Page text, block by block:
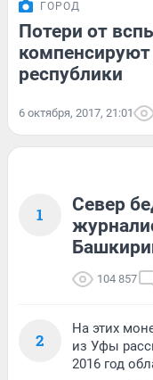
ГОРОД
Потери от
республики
6 октября, 2017, 21:01
1
Север
104 857
2
На этих
из Уфы
2016 год